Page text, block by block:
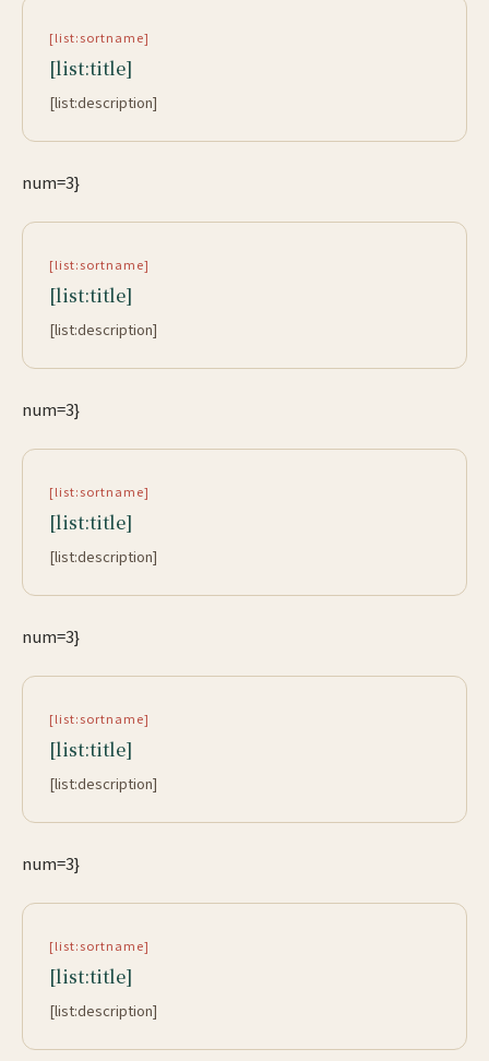
[list:sortname]
[list:title]
[list:description]
num=3}
[list:sortname]
[list:title]
[list:description]
num=3}
[list:sortname]
[list:title]
[list:description]
num=3}
[list:sortname]
[list:title]
[list:description]
num=3}
[list:sortname]
[list:title]
[list:description]